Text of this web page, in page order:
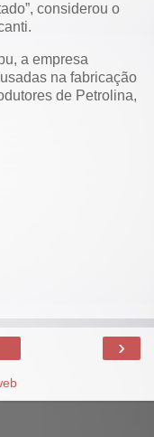
considerou o
a empresa
na fabricação
de Petrolina,
›